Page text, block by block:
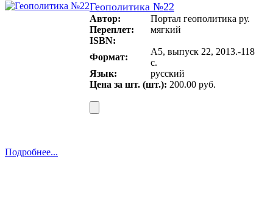
Геополитика №22
Автор:
Портал геополитика ру.
Переплет:
мягкий
ISBN:
Формат:
А5, выпуск 22, 2013.-118
с.
Язык:
русский
Цена за шт. (шт.): 200.00 руб.
Подробнее...